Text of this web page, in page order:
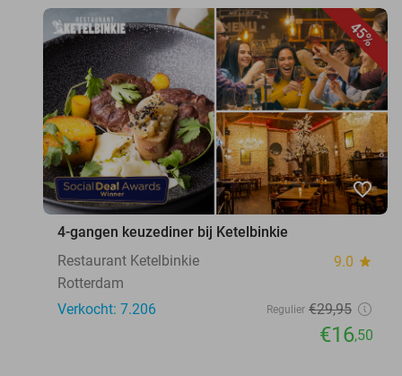
45%
favorite_border
4-gangen keuzediner bij Ketelbinkie
Restaurant Ketelbinkie
9.0 star
Rotterdam
Verkocht: 7.206
Regulier €29,95
€16,50